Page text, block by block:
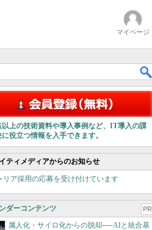
マイページ
以上の技術資料や導入事例など、IT導入の課
役立つ情報を入手できます。
ティメディアからのお知らせ
リア採用の応募を受け付けています
ダーコンテンツ PR
属人化・サイロ化からの脱却──AIと統合基